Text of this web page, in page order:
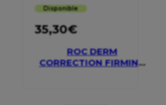
Disponible
35,30€
ROC DERM
CORRECTION FIRMING